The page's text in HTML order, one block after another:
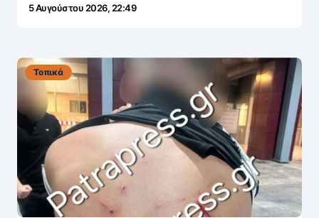
5 Αυγούστου 2026, 22:49
Τοπικά